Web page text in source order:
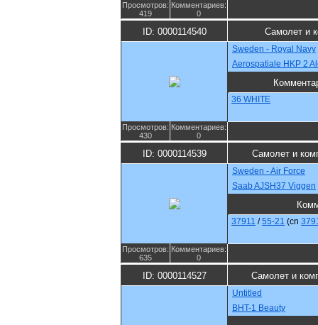
Просмотров:
419
Комментариев:
0
ID: 0000114540 Самолет и
Sweden - Royal Navy
Aerospatiale HKP 2
36 WHITE
Просмотров:
430
Комментариев:
0
ID: 0000114539 Самолет и
Sweden - Air Force
Saab AJSH37 Viggen
37911 /55-21 (cn
Просмотров:
635
Комментариев:
0
ID: 0000114527 Самолет и
Untitled
BHT-1 Beauty